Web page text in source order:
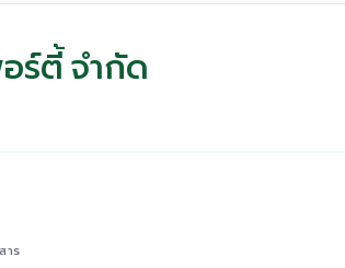
ร์ตี้ จำกัด
าร